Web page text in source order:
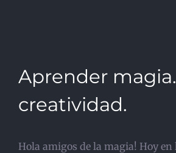
Aprender
creatividad.
Hola amigos de la magia! Hoy en